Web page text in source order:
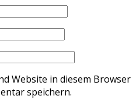
Website in diesem Browser
speichern.